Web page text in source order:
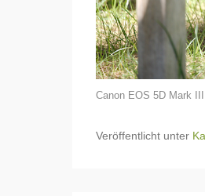
Canon EOS 5D Mark
Veröffentlicht unter